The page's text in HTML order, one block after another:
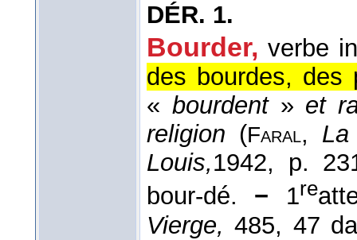
DÉR. 1.
Bourder, verbe
des bourdes, des
« bourdent» et
religion (Faral,
Louis,1942, p.
bour-dé. − 1re
Vierge, 485, 47